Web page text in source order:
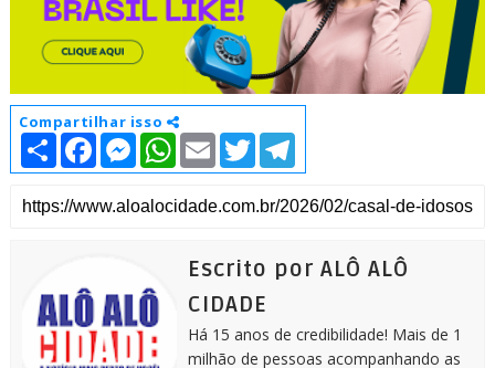
Compartilhar isso
S
h
a
e
F
c
b
M
e
s
e
W
h
a
t
s
E
m
a
l
T
i
t
t
T
l
e
g
m
Escrito por ALÔ ALÔ
CIDADE
Há 15 anos de credibilidade! Mais de 1
milhão de pessoas acompanhando as